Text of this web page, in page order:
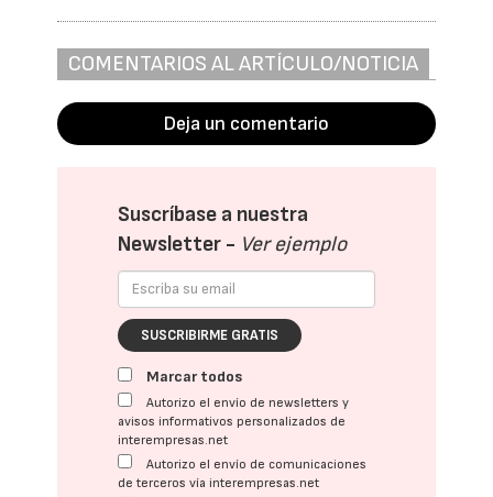
COMENTARIOS AL ARTÍCULO/NOTICIA
Deja un comentario
Suscríbase a nuestra
Newsletter - Ver ejemplo
SUSCRIBIRME GRATIS
Marcar todos
Autorizo el envío de newsletters y
avisos informativos personalizados de
interempresas.net
Autorizo el envío de comunicaciones
de terceros vía interempresas.net